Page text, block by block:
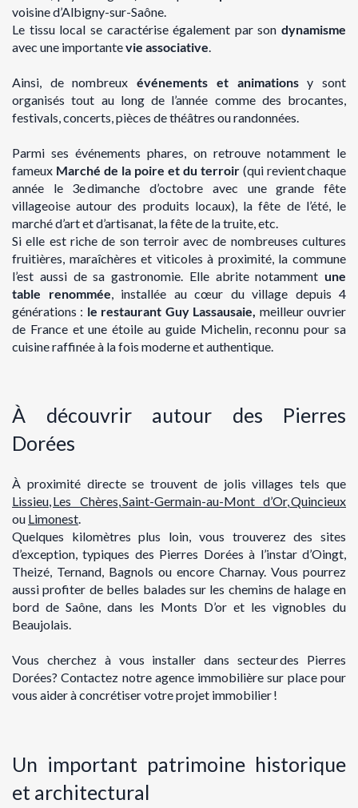
voisine d’Albigny-sur-Saône.
Le tissu local se caractérise également par son dynamisme
avec une importantevie associative
Ainsi, de nombreuxévénements et animationsy sont
organisés tout au long de l’année comme des brocantes,
festivals, concerts, pièces de théâtres ou randonnées.
Parmi ses événements phares, on retrouve notamment le
fameux Marché de la poire et du terroir (qui revient chaque
année le 3e dimanche d’octobre avec une grande fête
villageoise autour des produits locaux), la fête de l’été, le
marché d’art et d’artisanat, la fête de la truite, etc.
Si elle est riche de son terroir avec de nombreuses cultures
fruitières, maraîchères et viticoles à proximité, la commune
l’est aussi de sa gastronomie. Elle abrite notamment une
table renommée , installée au cœur du village depuis 4
générations : le restaurant Guy Lassausaie, meilleur ouvrier
de France et une étoile au guide Michelin, reconnu pour sa
cuisine raffinée à la fois moderne et authentique.
À découvrir autour des Pierres
Dorées
À proximité directe se trouvent de jolis villages tels que
Lissieu,Les Chères,Saint-Germain-au-Mont d’Or,Quincieux
ou Limonest.
Quelques kilomètres plus loin, vous trouverez des sites
d’exception, typiques des Pierres Dorées à l’instar d’Oingt,
Theizé, Ternand, Bagnols ou encore Charnay. Vous pourrez
aussi profiter de belles balades sur les chemins de halage en
bord de Saône, dans les Monts D’or et les vignobles du
Beaujolais.
Vous cherchez à vous installer dans secteur des Pierres
Dorées? Contactez notre agence immobilière sur place pour
vous aider à concrétiser votre projet immobilier !
Un important patrimoine historique
et architectural